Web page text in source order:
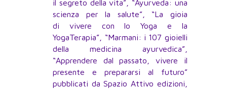
il segreto della vita”, “Ayurveda: una
scienza per la salute”, “La gioia
di vivere con lo Yoga e la
YogaTerapia”, “Marmani: i 107 gioielli
della medicina ayurvedica”,
“Apprendere dal passato, vivere il
presente e prepararsi al futuro”
pubblicati da Spazio Attivo edizioni,